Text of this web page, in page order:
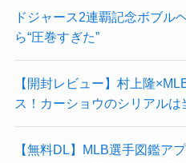
ドジャース2連覇記念ボブル
ら“圧巻すぎた”
【開封レビュー】村上隆
ス！カーショウのシリアルは
【無料DL】MLB選手図鑑ア